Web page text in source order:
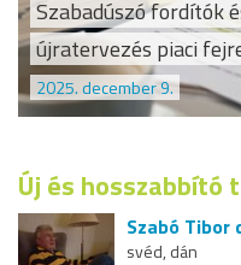
Szabadúszó fordítók
újratervezés piaci
2025. december 9.
Új és hosszabbító
Szabó Tibor
svéd, dán